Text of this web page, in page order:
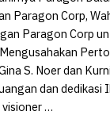
Paragon Corp,
Paragon Corp
S. Noer dan
dan dedikasi
…